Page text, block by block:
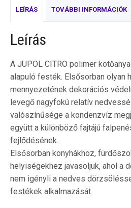
LEÍRÁS TOVÁBBI INFORMÁCIÓK
Leírás
A JUPOL CITRO polimer
alapuló festék. Elsősorban olyan
mennyezetének dekorációs
levegő nagyfokú relatív
valószínűsége a kondenzvíz
együtt a különböző fajtájú
fejlődésének.
Elsősorban konyhákhoz,
helyiségekhez javasoljuk, ahol a
nem igényli a nedves
festékek alkalmazását.